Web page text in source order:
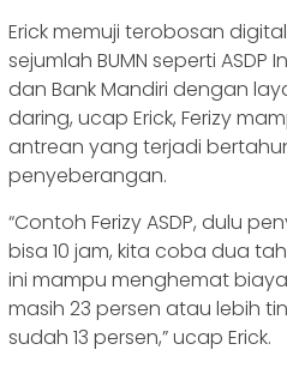
Erick memuji terobosan
sejumlah BUMN seperti
dan Bank Mandiri dengan
daring, ucap Erick, Ferizy
antrean yang terjadi
penyeberangan.
“Contoh Ferizy ASDP, dulu
bisa 10 jam, kita coba dua
ini mampu menghemat
masih 23 persen atau lebih
sudah 13 persen,” ucap Erick.